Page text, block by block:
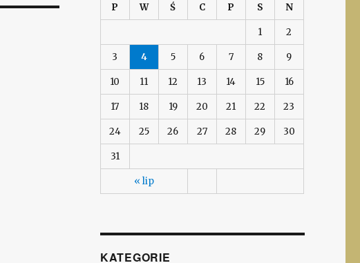
P W Ś C P S N
« lip
1 2
3 4 5 6 7 8 9
10 11 12 13 14 15 16
17 18 19 20 21 22 23
24 25 26 27 28 29 30
31
KATEGORIE